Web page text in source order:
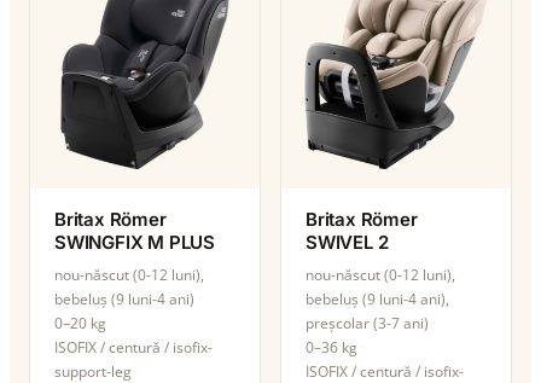
Britax Römer
SWINGFIX M PLUS
nou-născut (0-12 luni),
bebeluș (9 luni-4 ani)
0–20 kg
ISOFIX / centură / isofix-
support-leg
Britax Römer
SWIVEL 2
nou-născut (0-12 luni),
bebeluș (9 luni-4 ani),
preșcolar (3-7 ani)
0–36 kg
ISOFIX / centură / isofix-